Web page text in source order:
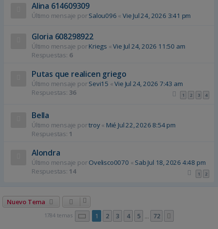
Alina 614609309
Último mensaje porSalou096 «Vie Jul 24, 2026 3:41 pm
Gloria 608298922
Último mensaje porKriegs «Vie Jul 24, 2026 11:50 am
Respuestas: 6
Putas que realicen griego
Último mensaje porSevi15 «Vie Jul 24, 2026 7:43 am
Respuestas: 36 1 2 3 4
Bella
Último mensaje portroy« Mié Jul 22, 2026 8:54 pm
Respuestas: 1
Alondra
Último mensaje porOvelisco0070 « Sab Jul 18, 2026 4:48 pm
Respuestas: 14 1 2
Nuevo Tema
1784 temas Página de 72
1 2 3 4 5 72